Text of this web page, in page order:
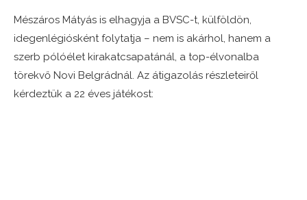
Mészáros Mátyás is elhagyja a BVSC-t, külföldön,
idegenlégiósként folytatja – nem is akárhol, hanem a
szerb pólóélet kirakatcsapatánál, a top-élvonalba
törekvő Novi Belgrádnál. Az átigazolás részleteiről
kérdeztük a 22 éves játékost: